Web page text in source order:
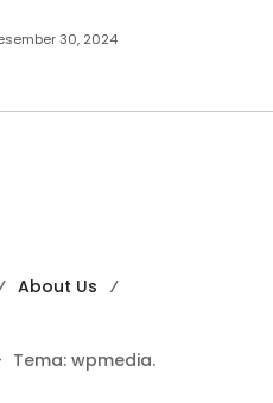
30, 2024
About Us
Tema: wpmedia.